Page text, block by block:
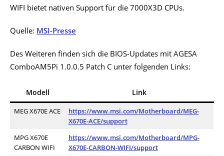
WIFI bietet nativen Support für die 7000X3D CPUs.
Quelle: MSI-Presse
Des Weiteren finden sich die BIOS-Updates mit AGESA
ComboAM5Pi 1.0.0.5 Patch C unter folgenden Links:
Modell Link
MEG X670E ACE
https://www.msi.com/Motherboard/MEG-
X670E-ACE/support
MPG X670E
CARBON WIFI
https://www.msi.com/Motherboard/MPG-
X670E-CARBON-WIFI/support